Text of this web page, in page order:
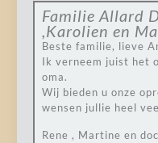
Familie Allard
,Karolien en
Beste familie, lieve
Ik verneem juist het
oma.
Wij bieden u onze
wensen jullie heel
Rene , Martine en